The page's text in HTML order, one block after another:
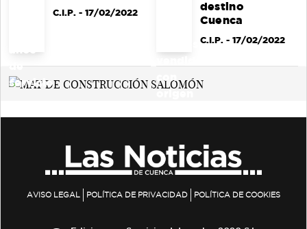
C.I.P.- 17/02/2022
destino
Cuenca
C.I.P.- 17/02/2022
AVISO LEGAL POLÍTICA DE PRIVACIDAD POLÍTICA DE COOKIES